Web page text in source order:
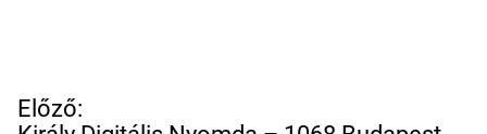
B
Előző: